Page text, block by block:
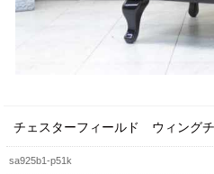
チェスターフィールド ウィング
sa925b1-p51k